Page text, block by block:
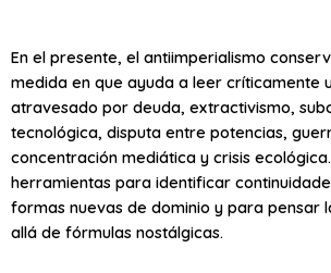
En el presente, el antiimperialismo
medida en que ayuda a leer críticamente
atravesado por deuda, extractivismo,
tecnológica, disputa entre potencias,
concentración mediática y crisis
herramientas para identificar
formas nuevas de dominio y para pensar
allá de fórmulas nostálgicas.